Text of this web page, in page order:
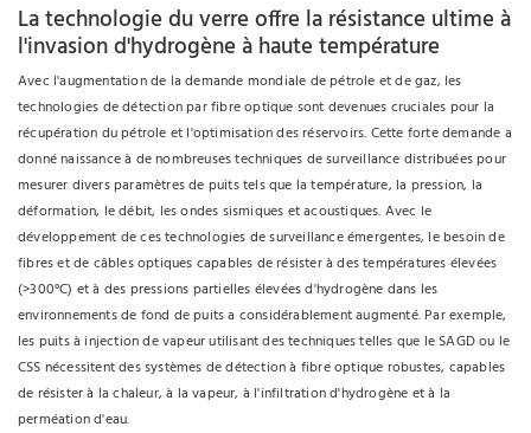
La technologie du verre offre la résistance ultime à
l'invasion d'hydrogène à haute température
Avec l'augmentation de la demande mondiale de pétrole et de gaz, les
technologies de détection par fibre optique sont devenues cruciales pour la
récupération du pétrole et l'optimisation des réservoirs. Cette forte demande a
donné naissance à de nombreuses techniques de surveillance distribuées pour
mesurer divers paramètres de puits tels que la température, la pression, la
déformation, le débit, les ondes sismiques et acoustiques. Avec le
développement de ces technologies de surveillance émergentes, le besoin de
fibres et de câbles optiques capables de résister à des températures élevées
(>300°C) et à des pressions partielles élevées d'hydrogène dans les
environnements de fond de puits a considérablement augmenté. Par exemple,
les puits à injection de vapeur utilisant des techniques telles que le SAGD ou le
CSS nécessitent des systèmes de détection à fibre optique robustes, capables
de résister à la chaleur, à la vapeur, à l'infiltration d'hydrogène et à la
perméation d'eau.